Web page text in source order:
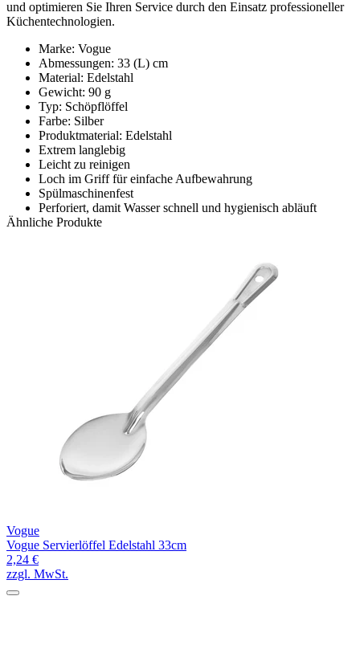
und optimieren Sie Ihren Service durch den Einsatz professioneller
Küchentechnologien.
Marke: Vogue
Abmessungen: 33 (L) cm
Material: Edelstahl
Gewicht: 90 g
Typ: Schöpflöffel
Farbe: Silber
Produktmaterial: Edelstahl
Extrem langlebig
Leicht zu reinigen
Loch im Griff für einfache Aufbewahrung
Spülmaschinenfest
Perforiert, damit Wasser schnell und hygienisch abläuft
Ähnliche Produkte
Vogue
Vogue Servierlöffel Edelstahl 33cm
2,24 €
zzgl. MwSt.